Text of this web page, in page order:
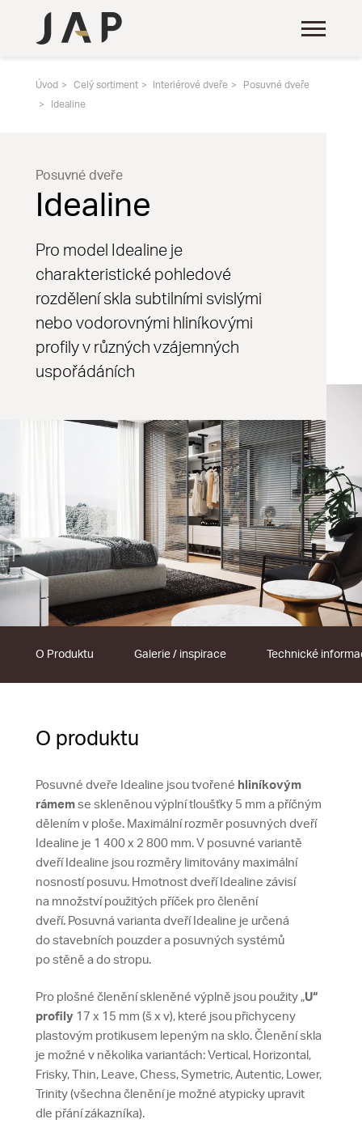
Úvod Celý sortiment Interiérové dveře
Posuvné dveře
Idealine
Posuvné dveře
Idealine
Pro model Idealine je
charakteristické pohledové
rozdělení skla subtilními svislými
nebo vodorovnými hliníkovými
profily v různých vzájemných
uspořádáních
O Produktu Galerie / inspirace Technické
O produktu
Posuvné dveře Idealine jsou tvořené hliníkovým
rámem se skleněnou výplní tloušťky 5 mm a příčným
dělením v ploše. Maximální rozměr posuvných dveří
Idealine je 1 400 x 2 800 mm. V posuvné variantě
dveří Idealine jsou rozměry limitovány maximální
nosností posuvu. Hmotnost dveří Idealine závisí
na množství použitých příček pro členění
dveří. Posuvná varianta dveří Idealine je určená
do stavebních pouzder a posuvných systémů
po stěně a do stropu.
Pro plošné členění skleněné výplně jsou použity „U“
profily 17 x 15 mm (š x v), které jsou přichyceny
plastovým protikusem lepeným na sklo. Členění skla
je možné v několika variantách: Vertical, Horizontal,
Frisky, Thin, Leave, Chess, Symetric, Autentic, Lower,
Trinity (všechna členění je možné atypicky upravit
dle přání zákazníka).